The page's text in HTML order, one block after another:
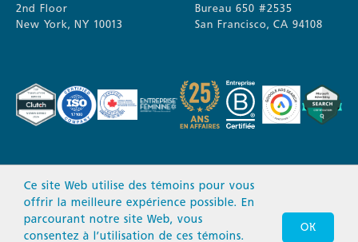
2nd Floor
New York, NY 10013
Bureau 650 #2535
San Francisco, CA 94108
Ce site Web utilise des témoins pour vous
offrir la meilleure expérience possible. En
parcourant notre site Web, vous
consentez à l’utilisation de ces témoins.
OK